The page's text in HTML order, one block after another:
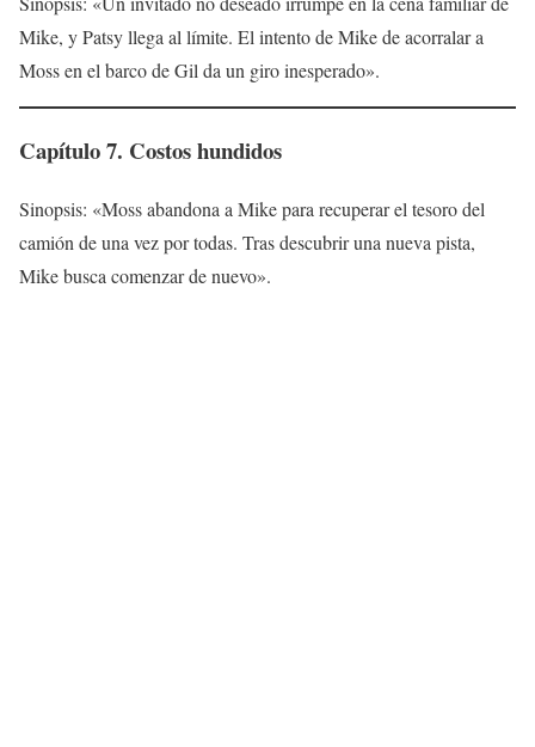
Mike, y Patsy llega al límite. El intento de Mike de acorralar a
Moss en el barco de Gil da un giro inesperado».
Capítulo 7. Costos hundidos
Sinopsis: «Moss abandona a Mike para recuperar el tesoro del
camión de una vez por todas. Tras descubrir una nueva pista,
Mike busca comenzar de nuevo».